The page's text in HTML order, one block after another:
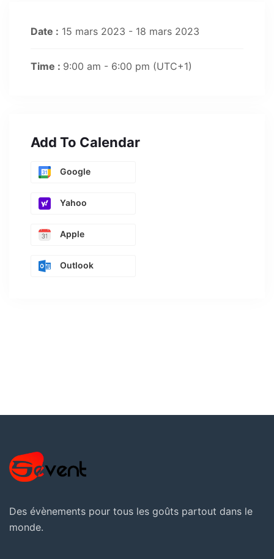
Date : 15 mars 2023 - 18 mars 2023
Time : 9:00 am - 6:00 pm (UTC+1)
Add To Calendar
Google
Yahoo
Apple
Outlook
Des évènements pour tous les goûts partout dans le
monde.